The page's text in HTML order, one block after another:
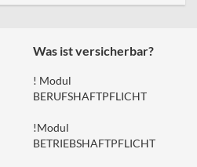
Was ist versicherbar?
! Modul
BERUFSHAFTPFLICHT
!Modul
BETRIEBSHAFTPFLICHT